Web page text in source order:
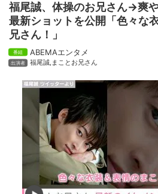
福尾誠、体操のお兄さん→爽
最新ショットを公開「色々な
兄さん！」
ABEMAエンタメ
福尾誠, まことお兄さん